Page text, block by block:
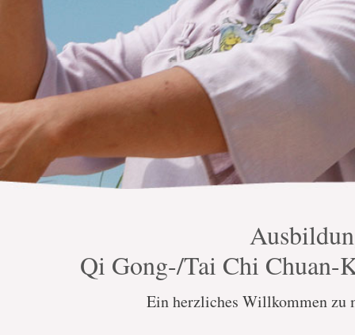
Qi Gong-/Tai Chi
Ein herzliches Willkommen zu